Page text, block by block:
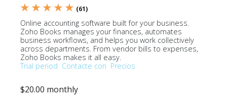
★ ★ ★ ★ ★ (61)
Online accounting software built for your business.
Zoho Books manages your finances, automates
business workflows, and helps you work collectively
across departments. From vendor bills to expenses,
Zoho Books makes it all easy.
Trial period Contacte con Precios
$20.00 monthly